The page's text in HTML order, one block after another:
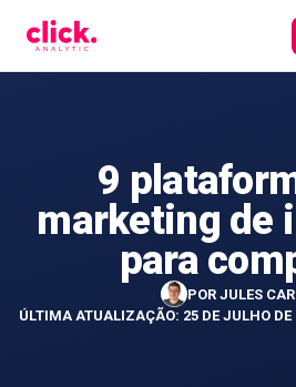
Funcionalidades
Ferramentas
gratuitas
9
marketing de
para
POR JULES
ÚLTIMA ATUALIZAÇÃO: 25 DE JULHO DE